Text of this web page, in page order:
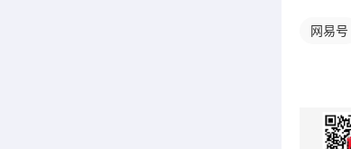
网易号